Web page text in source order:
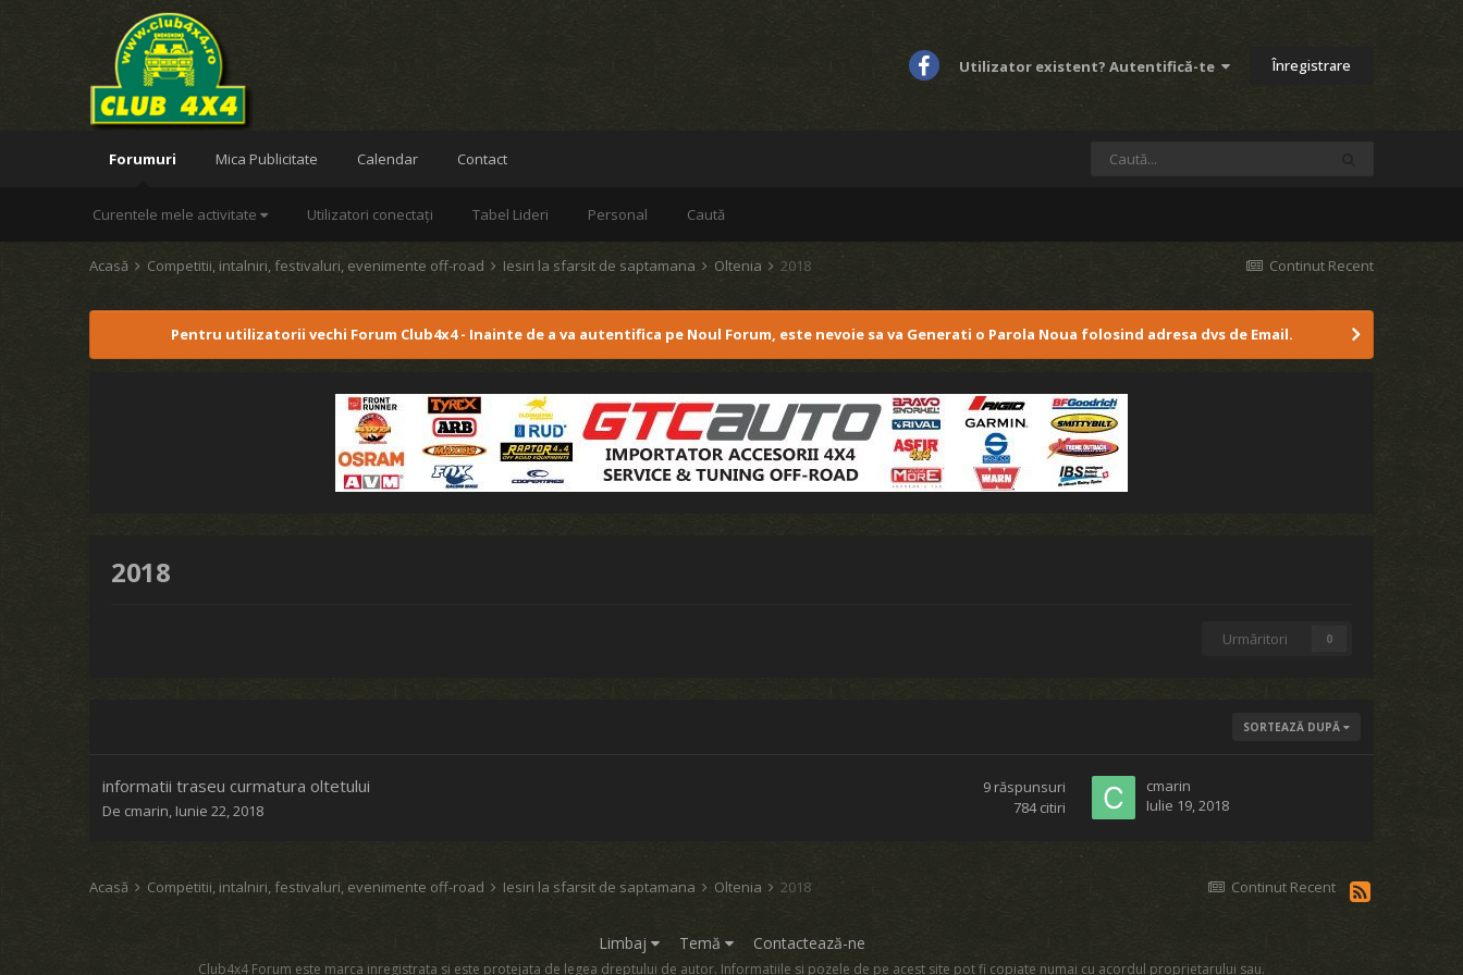
Utilizator existent? Autentifică-te Înregistrare
Forumuri
Curentele mele activitate Utilizatori conectați Tabel Lideri Personal Caută
Mica Publicitate Calendar Contact
Continut Recent
Acasă Competitii, intalniri, festivaluri, evenimente off-road Iesiri la sfarsit de saptamana Oltenia 2018
Pentru utilizatorii vechi Forum Club4x4 - Inainte de a va autentifica pe Noul Forum, este nevoie sa va Generati o Parola Noua folosind adresa dvs de Email.
2018
Urmăritori 0
SORTEAZĂ DUPĂ
informatii traseu curmatura oltetului
De cmarin, Iunie 22, 2018
9 răspunsuri
784 citiri
cmarin
Iulie 19, 2018
Continut Recent
Acasă Competitii, intalniri, festivaluri, evenimente off-road Iesiri la sfarsit de saptamana Oltenia 2018
Limbaj Temă Contactează-ne
Club4x4 Forum este marca inregistrata si este protejata de legea dreptului de autor. Informatiile si pozele de pe acest site pot fi copiate numai cu acordul proprietarului sau.